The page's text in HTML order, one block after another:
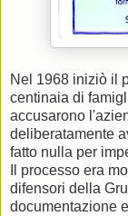
Nel 1968 iniziò il
centinaia di
accusarono
deliberatamente
fatto nulla per
Il processo era
difensori della
documentazione